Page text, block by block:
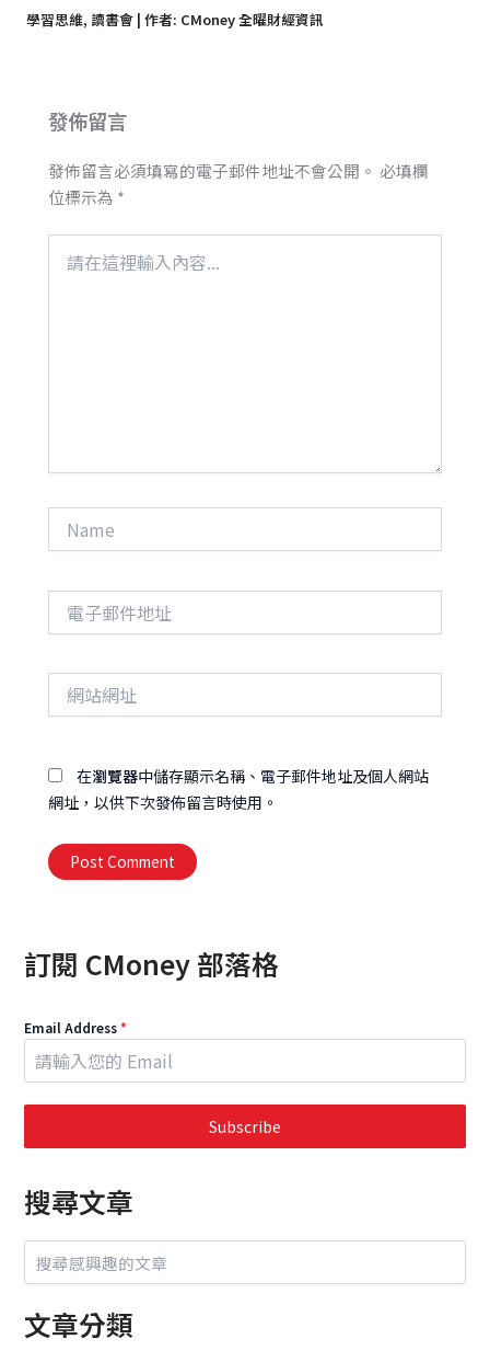
學習思維, 讀書會| 作者: CMoney 全曜財經資訊
發佈留言
發佈留言必須填寫的電子郵件地址不會公開。 必填欄
位標示為 *
在瀏覽器中儲存顯示名稱、電子郵件地址及個人網站
網址，以供下次發佈留言時使用。
訂閱 CMoney 部落格
Email Address*
Subscribe
搜尋文章
文章分類